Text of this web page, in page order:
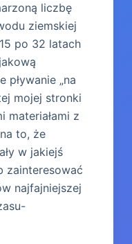
liczbę
ziemskiej
po 32 latach
pływanie „na
mojej stronki
materiałami z
to, że
w jakiejś
zainteresować
najfajniejszej